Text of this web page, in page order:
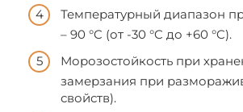
Температурный диапазон
– 90 °C (от -30 °C до +60 °C).
Морозостойкость при
замерзания при
свойств).